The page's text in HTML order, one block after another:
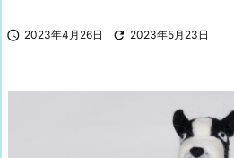
 2023年4月26日  2023年5月23日